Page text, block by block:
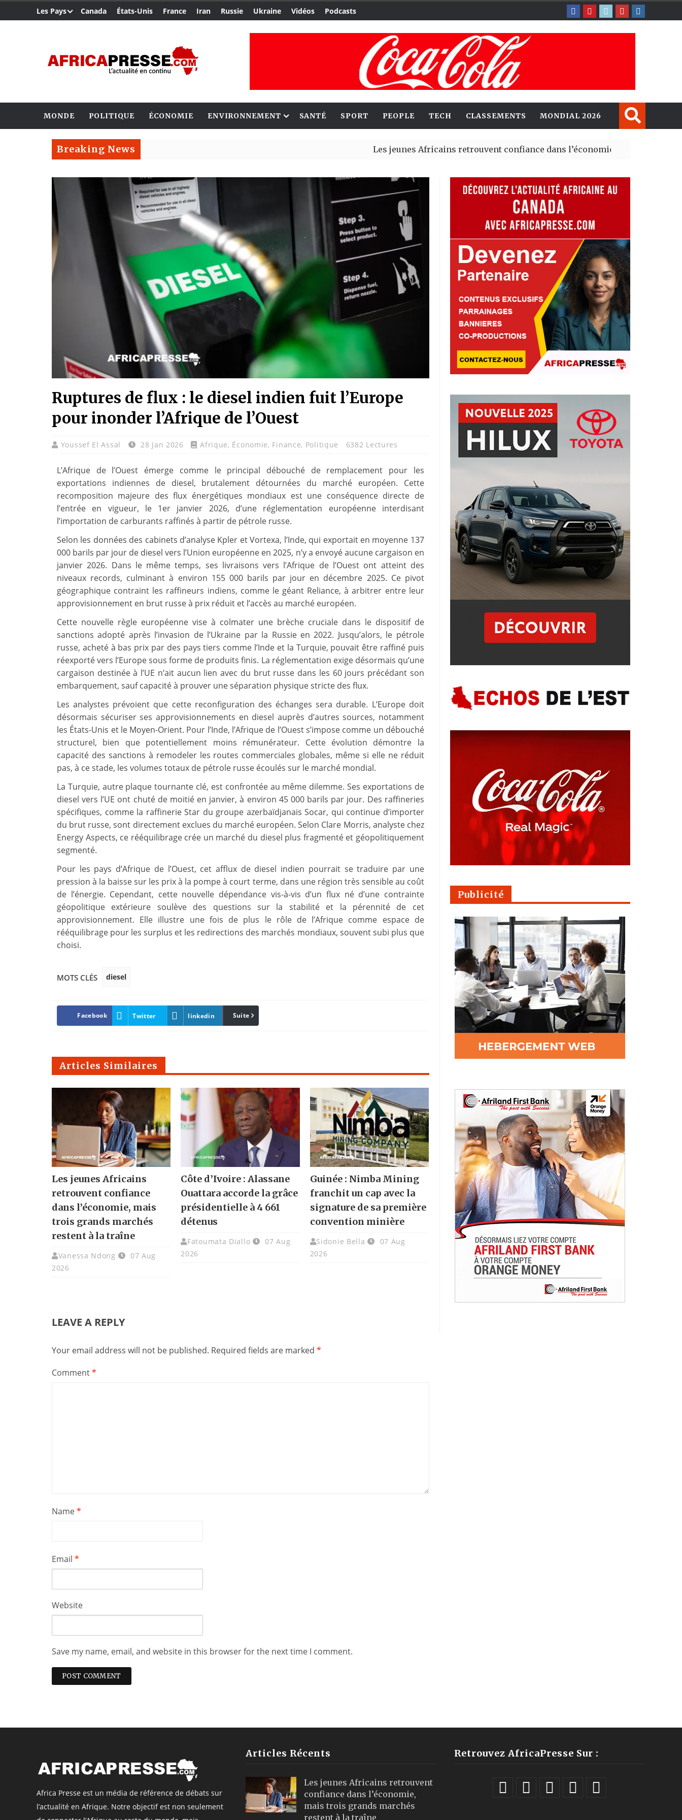
Les Pays Canada États-Unis France Iran Russie Ukraine Vidéos Podcasts
MONDE POLITIQUE ÉCONOMIE ENVIRONNEMENT SANTÉ SPORT PEOPLE TECH CLASSEMENTS MONDIAL 2026
Breaking News Les jeunes Africains retrouvent confiance dans l’économie, mais trois grands
Ruptures de flux : le diesel indien fuit l’Europe
pour inonder l’Afrique de l’Ouest
Youssef El Assal 28 Jan 2026 Afrique, Économie, Finance, Politique 6382 Lectures
L’Afrique de l’Ouest émerge comme le principal débouché de remplacement pour les
exportations indiennes de diesel, brutalement détournées du marché européen. Cette
recomposition majeure des flux énergétiques mondiaux est une conséquence directe de
l’entrée en vigueur, le 1er janvier 2026, d’une réglementation européenne interdisant
l’importation de carburants raffinés à partir de pétrole russe.
Selon les données des cabinets d’analyse Kpler et Vortexa, l’Inde, qui exportait en moyenne 137
000 barils par jour de diesel vers l’Union européenne en 2025, n’y a envoyé aucune cargaison en
janvier 2026. Dans le même temps, ses livraisons vers l’Afrique de l’Ouest ont atteint des
niveaux records, culminant à environ 155 000 barils par jour en décembre 2025. Ce pivot
géographique contraint les raffineurs indiens, comme le géant Reliance, à arbitrer entre leur
approvisionnement en brut russe à prix réduit et l’accès au marché européen.
Cette nouvelle règle européenne vise à colmater une brèche cruciale dans le dispositif de
sanctions adopté après l’invasion de l’Ukraine par la Russie en 2022. Jusqu’alors, le pétrole
russe, acheté à bas prix par des pays tiers comme l’Inde et la Turquie, pouvait être raffiné puis
réexporté vers l’Europe sous forme de produits finis. La réglementation exige désormais qu’une
cargaison destinée à l’UE n’ait aucun lien avec du brut russe dans les 60 jours précédant son
embarquement, sauf capacité à prouver une séparation physique stricte des flux.
Les analystes prévoient que cette reconfiguration des échanges sera durable. L’Europe doit
désormais sécuriser ses approvisionnements en diesel auprès d’autres sources, notamment
les États-Unis et le Moyen-Orient. Pour l’Inde, l’Afrique de l’Ouest s’impose comme un débouché
structurel, bien que potentiellement moins rémunérateur. Cette évolution démontre la
capacité des sanctions à remodeler les routes commerciales globales, même si elle ne réduit
pas, à ce stade, les volumes totaux de pétrole russe écoulés sur le marché mondial.
La Turquie, autre plaque tournante clé, est confrontée au même dilemme. Ses exportations de
diesel vers l’UE ont chuté de moitié en janvier, à environ 45 000 barils par jour. Des raffineries
spécifiques, comme la raffinerie Star du groupe azerbaïdjanais Socar, qui continue d’importer
du brut russe, sont directement exclues du marché européen. Selon Clare Morris, analyste chez
Energy Aspects, ce rééquilibrage crée un marché du diesel plus fragmenté et géopolitiquement
segmenté.
Pour les pays d’Afrique de l’Ouest, cet afflux de diesel indien pourrait se traduire par une
pression à la baisse sur les prix à la pompe à court terme, dans une région très sensible au coût
de l’énergie. Cependant, cette nouvelle dépendance vis-à-vis d’un flux né d’une contrainte
géopolitique extérieure soulève des questions sur la stabilité et la pérennité de cet
approvisionnement. Elle illustre une fois de plus le rôle de l’Afrique comme espace de
rééquilibrage pour les surplus et les redirections des marchés mondiaux, souvent subi plus que
choisi.
MOTS CLÉS diesel
Facebook Twitter linkedin Pinterest
Suite
Articles Similaires
Les jeunes Africains
retrouvent confiance
dans l’économie, mais
trois grands marchés
restent à la traîne
Vanessa Ndong
07 Aug
2026
Côte d’Ivoire : Alassane
Ouattara accorde la grâce
présidentielle à 4 661
détenus
Fatoumata Diallo
07 Aug
2026
Guinée : Nimba Mining
franchit un cap avec la
signature de sa première
convention minière
Sidonie Bella
07 Aug
2026
LEAVE A REPLY
Your email address will not be published. Required fields are marked *
Comment*
Name*
Email *
Website
Save my name, email, and website in this browser for the next time I comment.
Publicité
Africa Presse est un média de référence de débats sur
l’actualité en Afrique. Notre objectif est non seulement
Articles Récents
Les jeunes Africains retrouvent
confiance dans l’économie,
mais trois grands marchés
restent à la traîne
Retrouvez AfricaPresse Sur :